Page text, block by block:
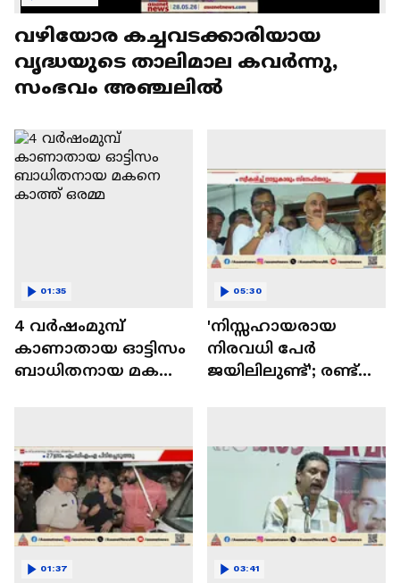
വഴിയോര കച്ചവടക്കാരിയായ
വൃദ്ധയുടെ താലിമാല കവര്‍ന്നു,
സംഭവം അഞ്ചലിൽ
4 വർഷംമുമ്പ്
കാണാതായ ഓട്ടിസം
ബാധിതനായ മകനെ
01:35
'നിസ്സഹായരായ
നിരവധി പേർ
ജയിലിലുണ്ട്'; രണ്ട്
05:30
01:37 03:41